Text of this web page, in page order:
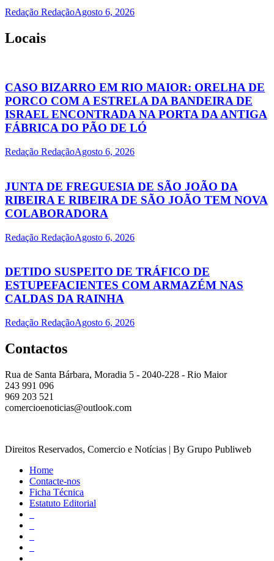
Redação RedaçãoAgosto 6, 2026
Locais
CASO BIZARRO EM RIO MAIOR: ORELHA DE
PORCO COM A ESTRELA DA BANDEIRA DE
ISRAEL ENCONTRADA NA PORTA DA ANTIGA
FÁBRICA DO PÃO DE LÓ
Redação RedaçãoAgosto 6, 2026
JUNTA DE FREGUESIA DE SÃO JOÃO DA
RIBEIRA E RIBEIRA DE SÃO JOÃO TEM NOVA
COLABORADORA
Redação RedaçãoAgosto 6, 2026
DETIDO SUSPEITO DE TRÁFICO DE
ESTUPEFACIENTES COM ARMAZÉM NAS
CALDAS DA RAINHA
Redação RedaçãoAgosto 6, 2026
Contactos
Rua de Santa Bárbara, Moradia 5 - 2040-228 - Rio Maior
243 991 096
969 203 521
comercioenoticias@outlook.com
Direitos Reservados, Comercio e Notícias | By Grupo Publiweb
Home
Contacte-nos
Ficha Técnica
Estatuto Editorial